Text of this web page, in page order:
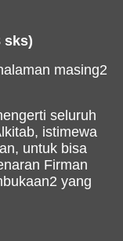
sks)
masing2
seluruh
istimewa
untuk bisa
Firman
yang